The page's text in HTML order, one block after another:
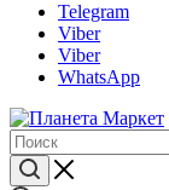
Telegram
Viber
Viber
WhatsApp